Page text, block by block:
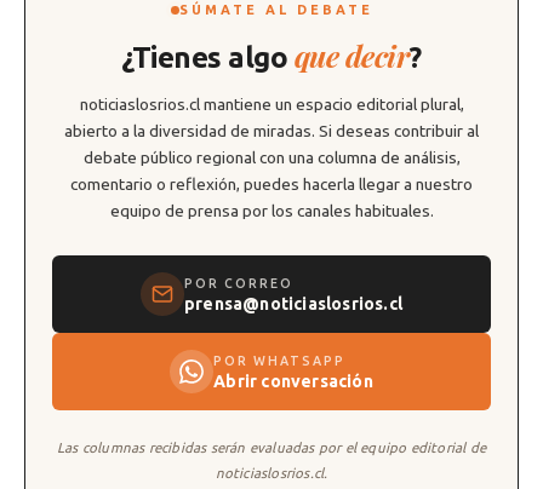
SÚMATE AL DEBATE
¿Tienes algo que decir?
noticiaslosrios.cl mantiene un espacio editorial plural,
abierto a la diversidad de miradas. Si deseas contribuir al
debate público regional con una columna de análisis,
comentario o reflexión, puedes hacerla llegar a nuestro
equipo de prensa por los canales habituales.
POR CORREO
prensa@noticiaslosrios.cl
POR WHATSAPP
Abrir conversación
Las columnas recibidas serán evaluadas por el equipo editorial de
noticiaslosrios.cl.